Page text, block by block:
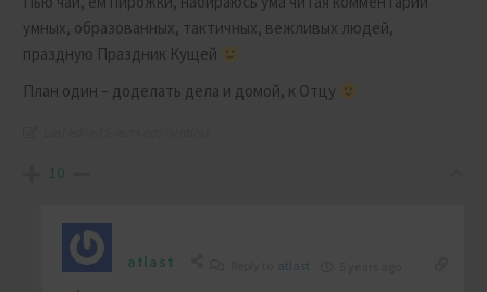
умных, образованных, тактичных, вежливых людей,
праздную Праздник Кущей
План один – доделать дела и домой, к Отцу
10
atlast atlast